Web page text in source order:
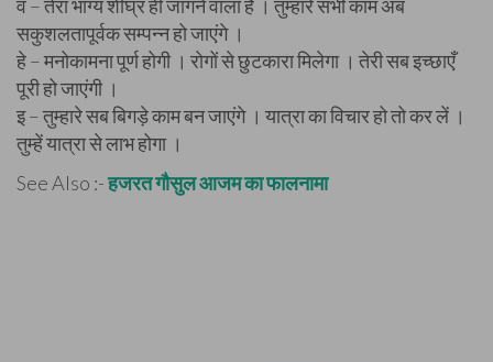
व – तेरा भाग्य शीघ्र ही जागने वाला है । तुम्हारे सभी काम अब
सकुशलतापूर्वक सम्पन्न हो जाएंगे ।
हे – मनोकामना पूर्ण होगी । रोगों से छुटकारा मिलेगा । तेरी सब इच्छाएँ
पूरी हो जाएंगी ।
इ – तुम्हारे सब बिगड़े काम बन जाएंगे । यात्रा का विचार हो तो कर लें ।
तुम्हें यात्रा से लाभ होगा ।
See Also :-हजरत गौसुल आजम का फालनामा